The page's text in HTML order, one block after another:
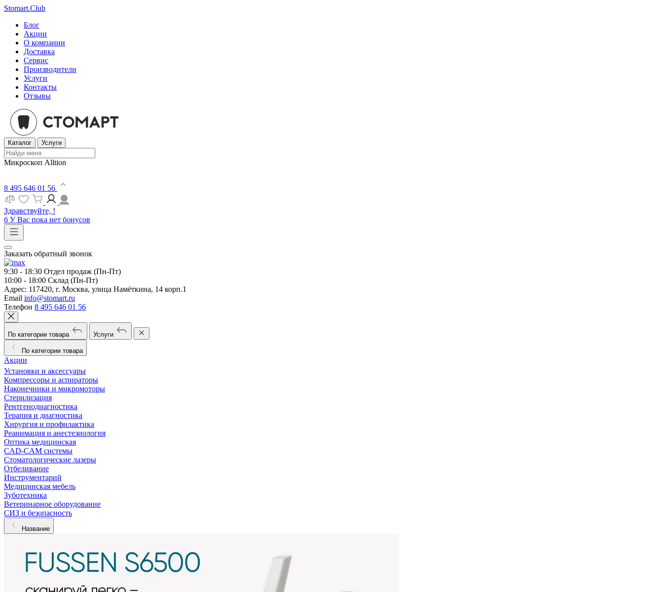
Stomart.Club
Блог
Акции
О компании
Доставка
Сервис
Производители
Услуги
Контакты
Отзывы
Каталог Услуги
Микроскоп Alltion
8 495 646 01 56
Здравствуйте, !
б У Вас пока нет бонусов
Заказать обратный звонок
9:30 - 18:30 Отдел продаж (Пн-Пт)
10:00 - 18:00 Склад (Пн-Пт)
Адрес: 117420, г. Москва, улица Намёткина, 14 корп.1
Email info@stomart.ru
Телефон 8 495 646 01 56
По категории товара Услуги
По категории товара
Акции
Установки и аксессуары
Компрессоры и аспираторы
Наконечники и микромоторы
Стерилизация
Рентгенодиагностика
Терапия и диагностика
Хирургия и профилактика
Реанимация и анестезиология
Оптика медицинская
CAD-CAM системы
Стоматологические лазеры
Отбеливание
Инструментарий
Медицинская мебель
Зуботехника
Ветеринарное оборудование
СИЗ и безопасность
Название